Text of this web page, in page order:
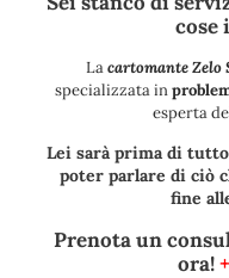
cose
Lacartomante Zelo
specializzata in
esperta
Lei sarà prima di tutto
poter parlare di ciò
fine
Prenota un
ora!